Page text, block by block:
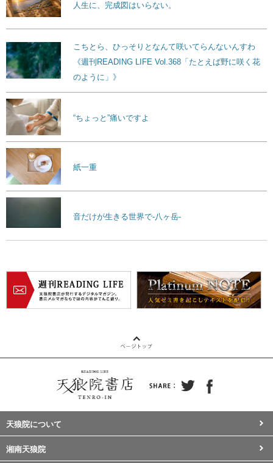
人生に、完成図はいらない。
こちとら、ひっそりとなんて咲いてらんないんすわ
《週刊READING LIFE Vol.368「たとえば野に咲く花
のように」》
“ちょっと”痛いですよ
紙一重
音だけが生きる世界で-八ヶ岳-
天狼院について
湘南天狼院